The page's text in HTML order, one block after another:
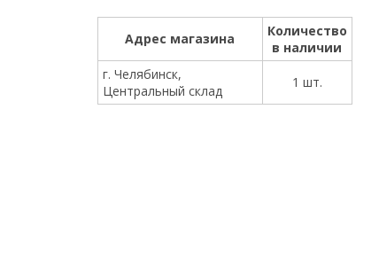
Адрес магазина
Количество
в наличии
г. Челябинск,
Центральный склад
1 шт.